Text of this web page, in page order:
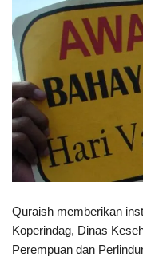
Quraish memberikan
Koperindag, Dinas
Perempuan dan